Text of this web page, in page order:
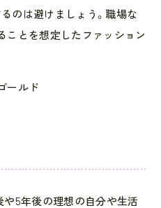
のは避けましょう。職場な
ことを想定したファッション
ールド
や5年後の理想の自分や生活